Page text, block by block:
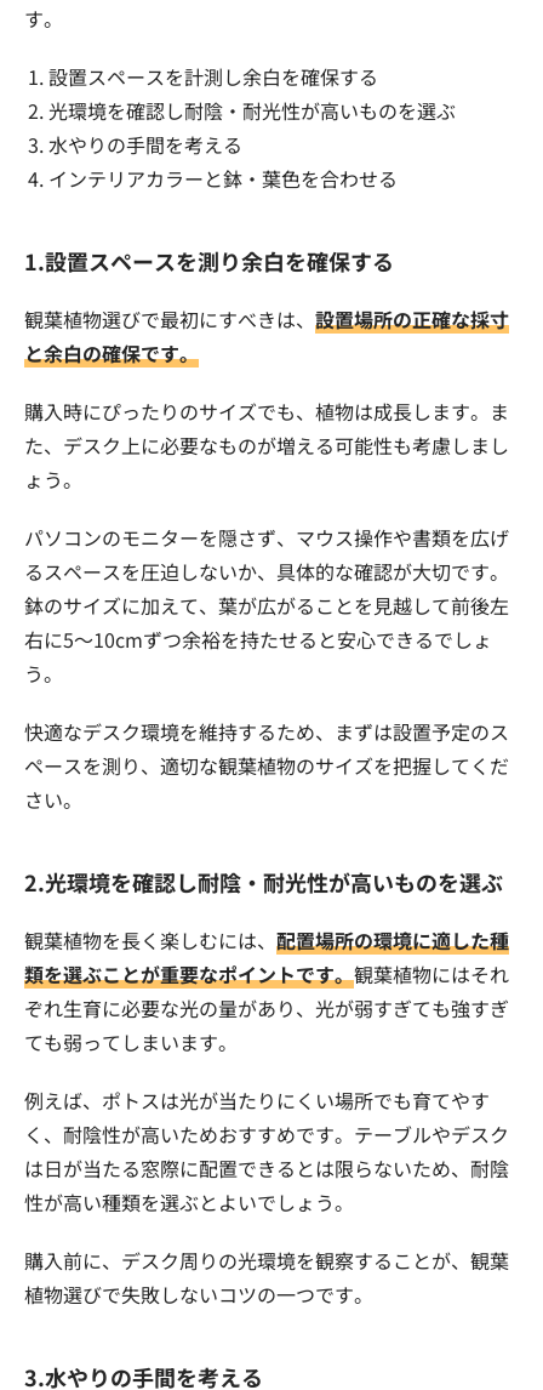
す。
設置スペースを計測し余白を確保する
光環境を確認し耐陰・耐光性が高いものを選ぶ
水やりの手間を考える
インテリアカラーと鉢・葉色を合わせる
1.設置スペースを測り余白を確保する
観葉植物選びで最初にすべきは、 設置場所の正確な採寸
と余白の確保です。
購入時にぴったりのサイズでも、植物は成長します。ま
た、デスク上に必要なものが増える可能性も考慮しまし
ょう。
パソコンのモニターを隠さず、マウス操作や書類を広げ
るスペースを圧迫しないか、具体的な確認が大切です。
鉢のサイズに加えて、葉が広がることを見越して前後左
右に5〜10cmずつ余裕を持たせると安心できるでしょ
う。
快適なデスク環境を維持するため、まずは設置予定のス
ペースを測り、適切な観葉植物のサイズを把握してくだ
さい。
2.光環境を確認し耐陰・耐光性が高いものを選ぶ
観葉植物を長く楽しむには、 配置場所の環境に適した種
類を選ぶことが重要なポイントです。観葉植物にはそれ
ぞれ生育に必要な光の量があり、光が弱すぎても強すぎ
ても弱ってしまいます。
例えば、ポトスは光が当たりにくい場所でも育てやす
く、耐陰性が高いためおすすめです。テーブルやデスク
は日が当たる窓際に配置できるとは限らないため、耐陰
性が高い種類を選ぶとよいでしょう。
購入前に、デスク周りの光環境を観察することが、観葉
植物選びで失敗しないコツの一つです。
3.水やりの手間を考える